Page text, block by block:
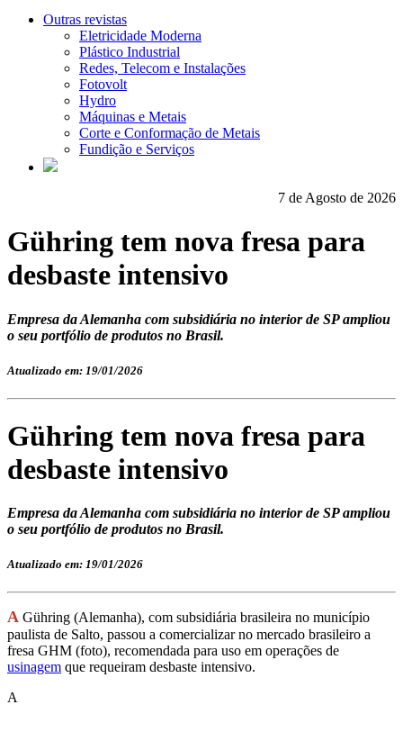
Outras revistas
Eletricidade Moderna
Plástico Industrial
Redes, Telecom e Instalações
Fotovolt
Hydro
Máquinas e Metais
Corte e Conformação de Metais
Fundição e Serviços
7 de Agosto de 2026
Gühring tem nova fresa para
desbaste intensivo
Empresa da Alemanha com subsidiária no interior de SP ampliou
o seu portfólio de produtos no Brasil.
Atualizado em: 19/01/2026
Gühring tem nova fresa para
desbaste intensivo
Empresa da Alemanha com subsidiária no interior de SP ampliou
o seu portfólio de produtos no Brasil.
Atualizado em: 19/01/2026
A Gühring (Alemanha), com subsidiária brasileira no município
paulista de Salto, passou a comercializar no mercado brasileiro a
fresa GHM (foto), recomendada para uso em operações de
usinagem que requeiram desbaste intensivo.
A